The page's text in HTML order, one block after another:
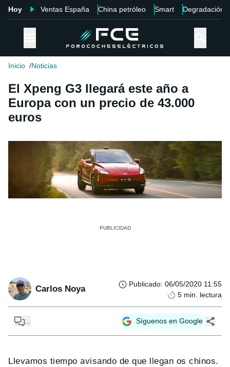
Hoy Ventas España China petróleo Smart Degradación
Inicio Noticias
El Xpeng G3 llegará este año a
Europa con un precio de 43.000
euros
Carlos Noya Publicado: 06/05/2020 11:55
5 min. lectura
Síguenos en Google
Llevamos tiempo avisando de que llegan os chinos.